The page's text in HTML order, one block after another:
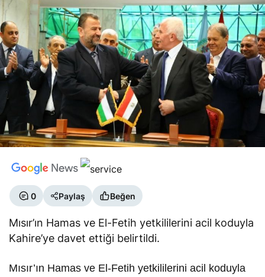
0 Paylaş Beğen
Mısır’ın Hamas ve El-Fetih yetkililerini acil koduyla
Kahire’ye davet ettiği belirtildi.
Mısır’ın Hamas ve El-Fetih yetkililerini acil koduyla